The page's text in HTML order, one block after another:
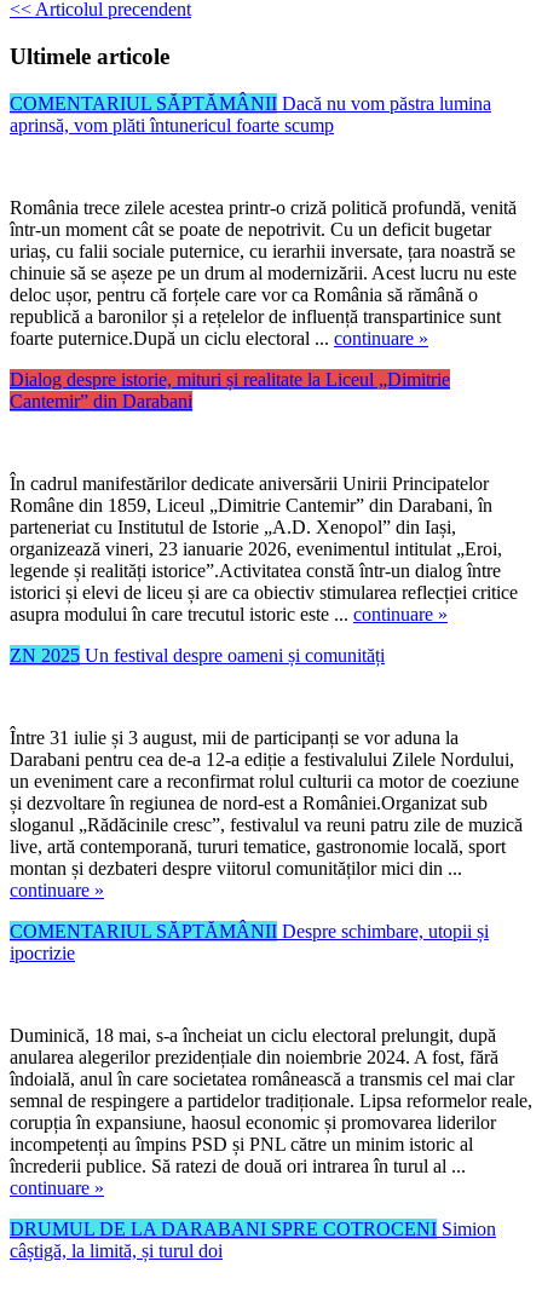
<< Articolul precendent
Ultimele articole
COMENTARIUL SĂPTĂMÂNII Dacă nu vom păstra lumina
aprinsă, vom plăti întunericul foarte scump
România trece zilele acestea printr-o criză politică profundă, venită
într-un moment cât se poate de nepotrivit. Cu un deficit bugetar
uriaș, cu falii sociale puternice, cu ierarhii inversate, țara noastră se
chinuie să se așeze pe un drum al modernizării. Acest lucru nu este
deloc ușor, pentru că forțele care vor ca România să rămână o
republică a baronilor și a rețelelor de influență transpartinice sunt
foarte puternice.După un ciclu electoral ... continuare »
Dialog despre istorie, mituri și realitate la Liceul „Dimitrie
Cantemir” din Darabani
În cadrul manifestărilor dedicate aniversării Unirii Principatelor
Române din 1859, Liceul „Dimitrie Cantemir” din Darabani, în
parteneriat cu Institutul de Istorie „A.D. Xenopol” din Iași,
organizează vineri, 23 ianuarie 2026, evenimentul intitulat „Eroi,
legende și realități istorice”.Activitatea constă într-un dialog între
istorici și elevi de liceu și are ca obiectiv stimularea reflecției critice
asupra modului în care trecutul istoric este ... continuare »
ZN 2025 Un festival despre oameni și comunități
Între 31 iulie și 3 august, mii de participanți se vor aduna la
Darabani pentru cea de-a 12-a ediție a festivalului Zilele Nordului,
un eveniment care a reconfirmat rolul culturii ca motor de coeziune
și dezvoltare în regiunea de nord-est a României.Organizat sub
sloganul „Rădăcinile cresc”, festivalul va reuni patru zile de muzică
live, artă contemporană, tururi tematice, gastronomie locală, sport
montan și dezbateri despre viitorul comunităților mici din ...
continuare »
COMENTARIUL SĂPTĂMÂNII Despre schimbare, utopii și
ipocrizie
Duminică, 18 mai, s-a încheiat un ciclu electoral prelungit, după
anularea alegerilor prezidențiale din noiembrie 2024. A fost, fără
îndoială, anul în care societatea românească a transmis cel mai clar
semnal de respingere a partidelor tradiționale. Lipsa reformelor reale,
corupția în expansiune, haosul economic și promovarea liderilor
incompetenți au împins PSD și PNL către un minim istoric al
încrederii publice. Să ratezi de două ori intrarea în turul al ...
continuare »
DRUMUL DE LA DARABANI SPRE COTROCENI Simion
câștigă, la limită, și turul doi